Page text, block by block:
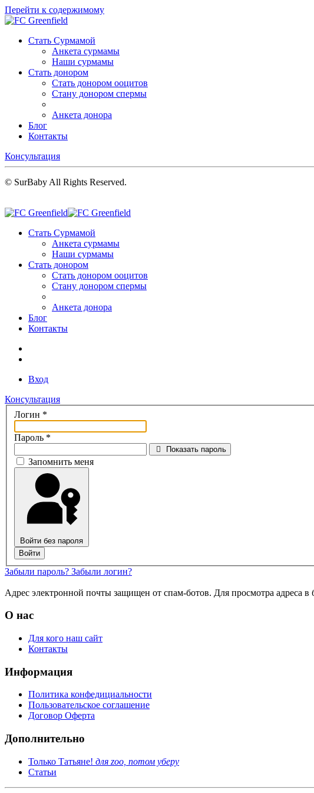
Перейти к содержимому
Стать Сурмамой
Анкета сурмамы
Наши сурмамы
Стать донором
Стать донором ооцитов
Стану донором спермы
Анкета донора
Блог
Контакты
Консультация
© SurBaby All Rights Reserved.
Стать Сурмамой
Анкета сурмамы
Наши сурмамы
Стать донором
Стать донором ооцитов
Стану донором спермы
Анкета донора
Блог
Контакты
Вход
Консультация
Логин *
Пароль *
Показать пароль
Запомнить меня
Войти без пароля
Войти
Забыли пароль? Забыли логин?
Адрес электронной почты защищен от спам-ботов. Для просмотра адреса в
О нас
Для кого наш сайт
Контакты
Информация
Политика конфедициальности
Пользовательское соглашение
Договор Оферта
Дополнительно
Только Татьяне! для zoo, потом уберу
Статьи